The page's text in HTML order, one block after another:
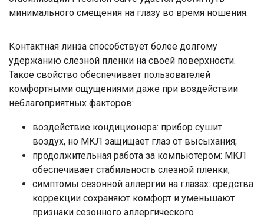
минимального смещения на глазу во время ношения.
Контактная линза способствует более долгому
удержанию слезной пленки на своей поверхности.
Такое свойство обеспечивает пользователей
комфортными ощущениями даже при воздействии
неблагоприятных факторов:
воздействие кондиционера: прибор сушит
воздух, но МКЛ защищает глаз от высыхания;
продолжительная работа за компьютером: МКЛ
обеспечивает стабильность слезной пленки;
симптомы сезонной аллергии на глазах: средства
коррекции сохраняют комфорт и уменьшают
признаки сезонного аллергического